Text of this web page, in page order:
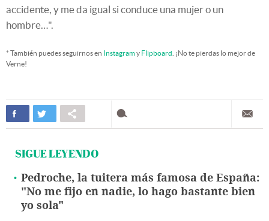
accidente, y me da igual si conduce una mujer o un
hombre…".
* También puedes seguirnos en Instagramy Flipboard . ¡No te pierdas lo mejor de
Verne!
SIGUE LEYENDO
Pedroche, la tuitera más famosa de España:
"No me fijo en nadie, lo hago bastante bien
yo sola"